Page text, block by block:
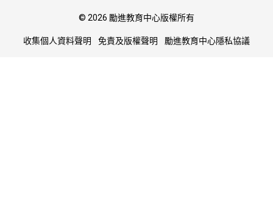
© 2026 勵進教育中心版權所有
收集個人資料聲明 免責及版權聲明 勵進教育中心隱私協議